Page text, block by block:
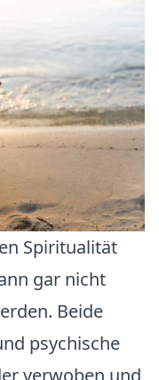
Spiritualität
gar nicht
Beide
psychische
verwoben und